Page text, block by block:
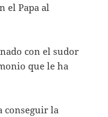
el Papa al
con el sudor
que le ha
conseguir la